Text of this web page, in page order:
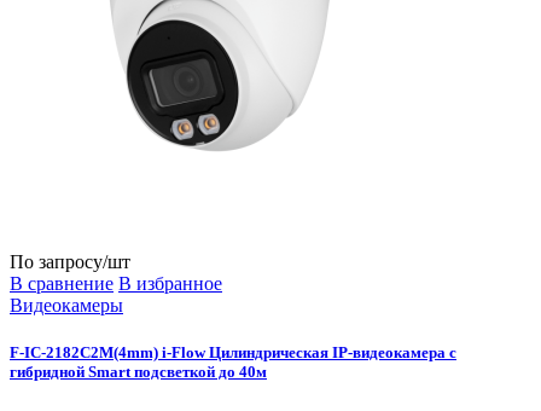
По запросу/шт
В сравнение В избранное
Видеокамеры
F-IC-2182C2M(4mm) i-Flow Цилиндрическая IP-видеокамера с
гибридной Smart подсветкой до 40м